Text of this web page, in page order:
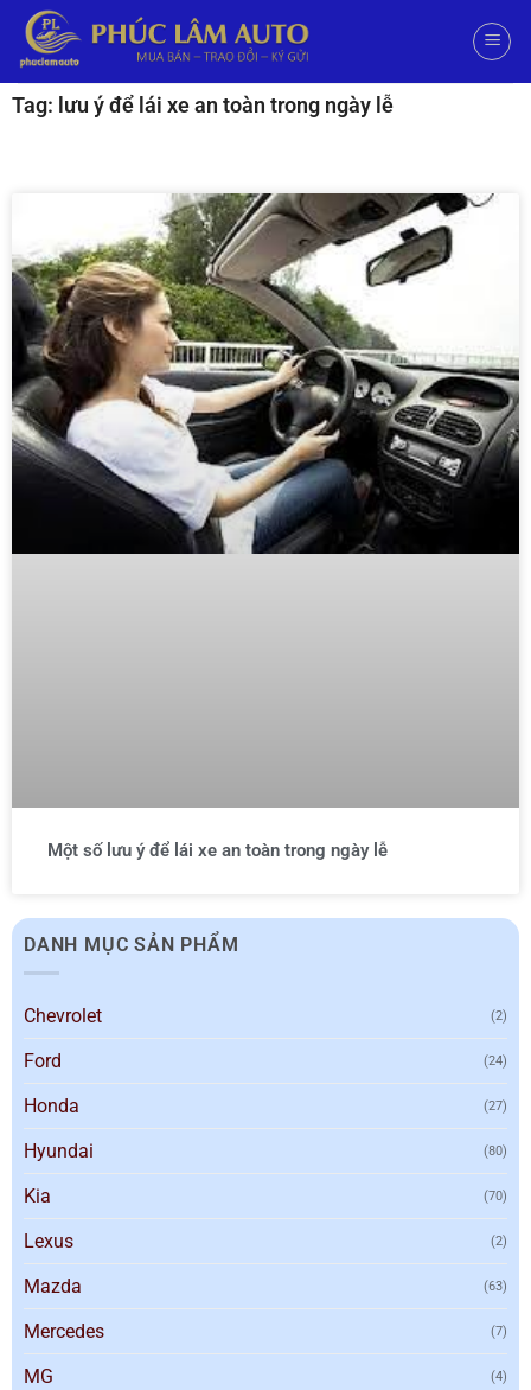
Tag: lưu ý để lái xe an toàn trong ngày lễ
Một số lưu ý để lái xe an toàn trong ngày lễ
DANH MỤC SẢN PHẨM
Chevrolet (2)
Ford (24)
Honda (27)
Hyundai (80)
Kia (70)
Lexus (2)
Mazda (63)
Mercedes (7)
MG (4)